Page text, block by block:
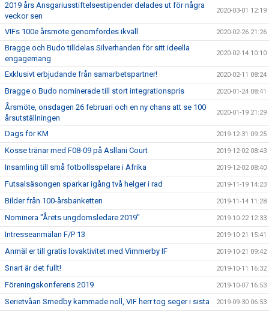
2019 års Ansgariusstiftelsestipender delades ut för några
veckor sen
2020-03-01 12:19
VIFs 100e årsmöte genomfördes ikväll 2020-02-26 21:26
Bragge och Budo tilldelas Silverhanden för sitt ideella
engagemang
2020-02-14 10:10
Exklusivt erbjudande från samarbetspartner! 2020-02-11 08:24
Bragge o Budo nominerade till stort integrationspris 2020-01-24 08:41
Årsmöte, onsdagen 26 februari och en ny chans att se 100
årsutställningen
2020-01-19 21:29
Dags för KM 2019-12-31 09:25
Kosse tränar med F08-09 på Asllani Court 2019-12-02 08:43
Insamling till små fotbollsspelare i Afrika 2019-12-02 08:40
Futsalsäsongen sparkar igång två helger i rad 2019-11-19 14:23
Bilder från 100-årsbanketten 2019-11-14 11:28
Nominera "Årets ungdomsledare 2019" 2019-10-22 12:33
Intresseanmälan F/P 13 2019-10-21 15:41
Anmäl er till gratis lovaktivitet med Vimmerby IF 2019-10-21 09:42
Snart är det fullt! 2019-10-11 16:32
Föreningskonferens 2019 2019-10-07 16:53
Serietvåan Smedby kammade noll, VIF herr tog seger i sista 2019-09-30 06:53